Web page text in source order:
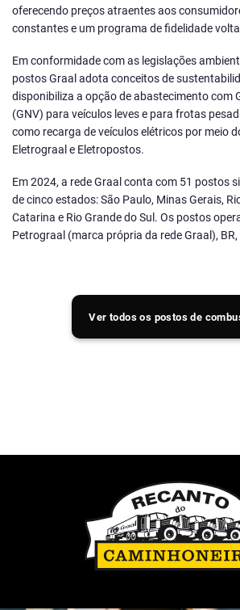
oferecendo preços atraentes aos
constantes e um programa de fidelidade
Em conformidade com as legislações
postos Graal adota conceitos de
disponibiliza a opção de abastecimento com
(GNV) para veículos leves e para frotas
como recarga de veículos elétricos por meio
Eletrograal e Eletropostos.
Em 2024, a rede Graal conta com 51 postos
de cinco estados: São Paulo, Minas Gerais,
Catarina e Rio Grande do Sul. Os postos
Petrograal (marca própria da rede Graal),
Ver todos os postos de